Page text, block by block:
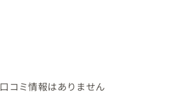
コミ情報はありません